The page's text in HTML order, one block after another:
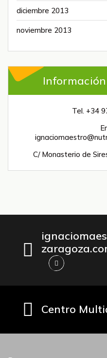
diciembre 2013
noviembre 2013
Tel. +34
C/ Monasterio de
Centro